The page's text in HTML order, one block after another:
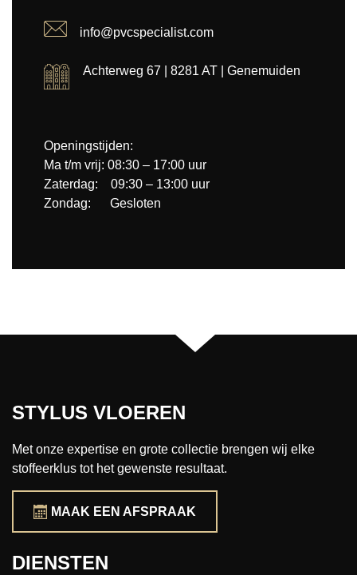
info@pvcspecialist.com
Achterweg 67 | 8281 AT | Genemuiden
Openingstijden:
Ma t/m vrij: 08:30 – 17:00 uur
Zaterdag: 09:30 – 13:00 uur
Zondag: Gesloten
STYLUS VLOEREN
Met onze expertise en grote collectie brengen wij elke
stoffeerklus tot het gewenste resultaat.
MAAK EEN AFSPRAAK
DIENSTEN